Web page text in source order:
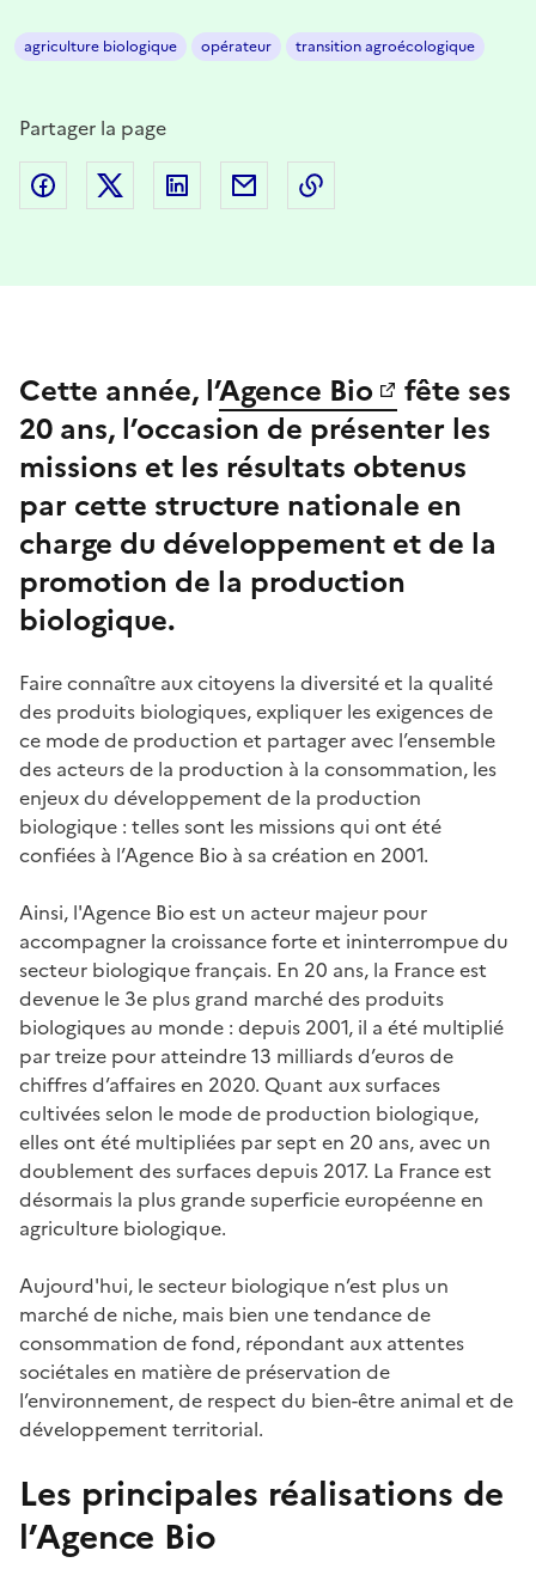
agriculture biologique opérateur transition agroécologique
Partager la page
Partager sur Facebook
Partager sur Twitter
Partager sur LinkedIn
Partager par email
Cette année, l’Agence Bio
fête ses
20 ans, l’occasion de présenter les
missions et les résultats obtenus
par cette structure nationale en
charge du développement et de la
promotion de la production
biologique.
Faire connaître aux citoyens la diversité et la qualité
des produits biologiques, expliquer les exigences de
ce mode de production et partager avec l’ensemble
des acteurs de la production à la consommation, les
enjeux du développement de la production
biologique : telles sont les missions qui ont été
confiées à l’Agence Bio à sa création en 2001.
Ainsi, l'Agence Bio est un acteur majeur pour
accompagner la croissance forte et ininterrompue du
secteur biologique français. En 20 ans, la France est
devenue le 3e plus grand marché des produits
biologiques au monde : depuis 2001, il a été multiplié
par treize pour atteindre 13 milliards d’euros de
chiffres d’affaires en 2020. Quant aux surfaces
cultivées selon le mode de production biologique,
elles ont été multipliées par sept en 20 ans, avec un
doublement des surfaces depuis 2017. La France est
désormais la plus grande superficie européenne en
agriculture biologique.
Aujourd'hui, le secteur biologique n’est plus un
marché de niche, mais bien une tendance de
consommation de fond, répondant aux attentes
sociétales en matière de préservation de
l’environnement, de respect du bien-être animal et de
développement territorial.
Les principales réalisations de
l’Agence Bio